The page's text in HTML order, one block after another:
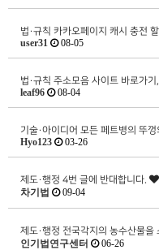
법·규칙 카카오페이지 캐시 충전
user31 08-05
법·규칙 주소모음 사이트 바로가
leaf96 08-04
기술·아이디어 모든 페트병의 뚜
Hyo123 03-26
제도·행정 4번 글에 반대합니다.
차기법 09-04
제도·행정 전국각지의 농수산물
인기법연구센터 06-26